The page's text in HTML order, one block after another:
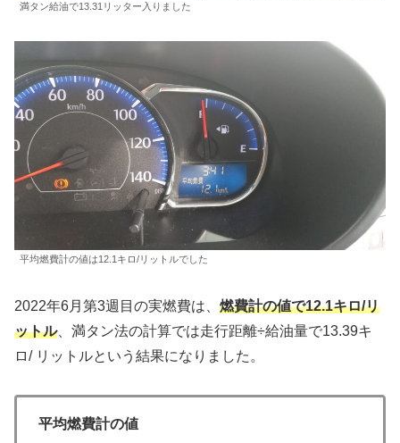
満タン給油で13.31リッター入りました
平均燃費計の値は12.1キロ/リットルでした
2022年6月第3週目の実燃費は、 燃費計の値で12.1キロ/リ
ットル、満タン法の計算では走行距離÷給油量で13.39キ
ロ/ リットルという結果になりました。
平均燃費計の値